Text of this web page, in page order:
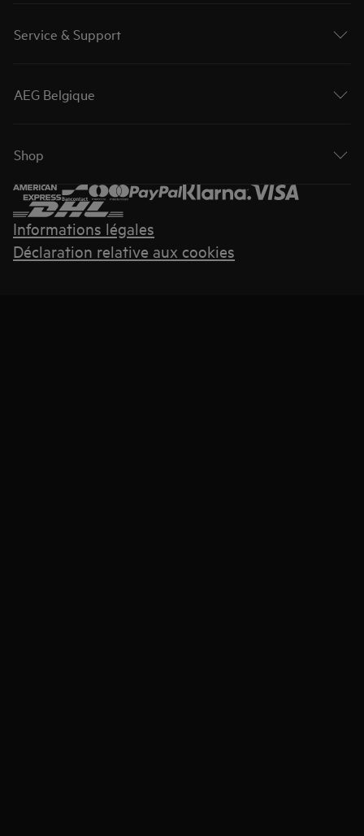
Service & Support
AEG Belgique
Shop
Informations légales
Déclaration relative aux cookies